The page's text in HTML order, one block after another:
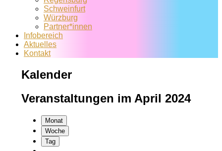
Schweinfurt
Würzburg
Partner*innen
Infobereich
Aktuelles
Kontakt
Kalender
Veranstaltungen im April 2024
Monat
Woche
Tag